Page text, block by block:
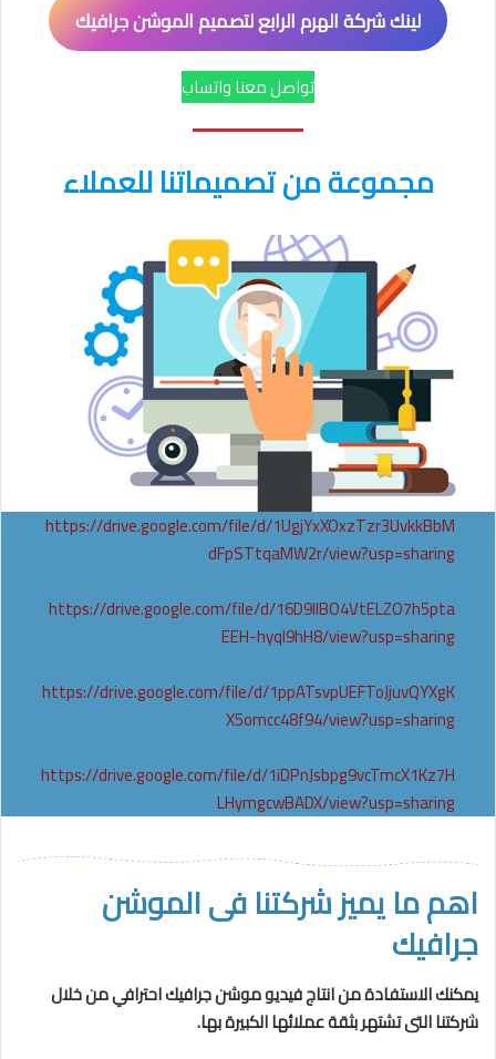
لينك شركة الهرم الرابع لتصميم الموشن جرافيك
تواصل معنا واتساب
مجموعة من تصميماتنا للعملاء
https://drive.google.com/file/d/1UgjYxXOxzTzr3UvkkBbM
dFpSTtqaMW2r/view?usp=sharing
https://drive.google.com/file/d/16D9lIBO4VtELZO7h5pta
EEH-hyqI9hH8/view?usp=sharing
https://drive.google.com/file/d/1ppATsvpUEFToJjuvQYXgK
X5omcc48f94/view?usp=sharing
https://drive.google.com/file/d/1iDPnJsbpg9vcTmcX1Kz7H
LHymgcwBADX/view?usp=sharing
اهم ما يميز شركتنا فى الموشن
جرافيك
يمكنك الاستفادة من انتاج فيديو موشن جرافيك احترافي من خلال
شركتنا التى تشتهر بثقة عملائها الكبيرة بها.